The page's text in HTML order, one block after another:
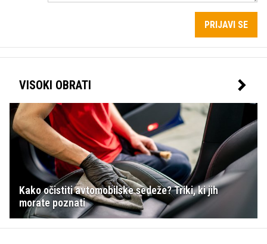
PRIJAVI SE
VISOKI OBRATI
Kako očistiti avtomobilske sedeže? Triki, ki jih
morate poznati